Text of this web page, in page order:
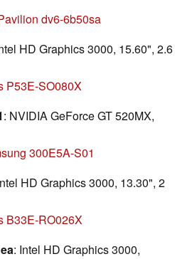
dv6-6b50sa
HD Graphics 3000, 15.60", 2.6
P53E-SO080X
: NVIDIA GeForce GT 520MX,
300E5A-S01
HD Graphics 3000, 13.30", 2
B33E-RO026X
: Intel HD Graphics 3000,